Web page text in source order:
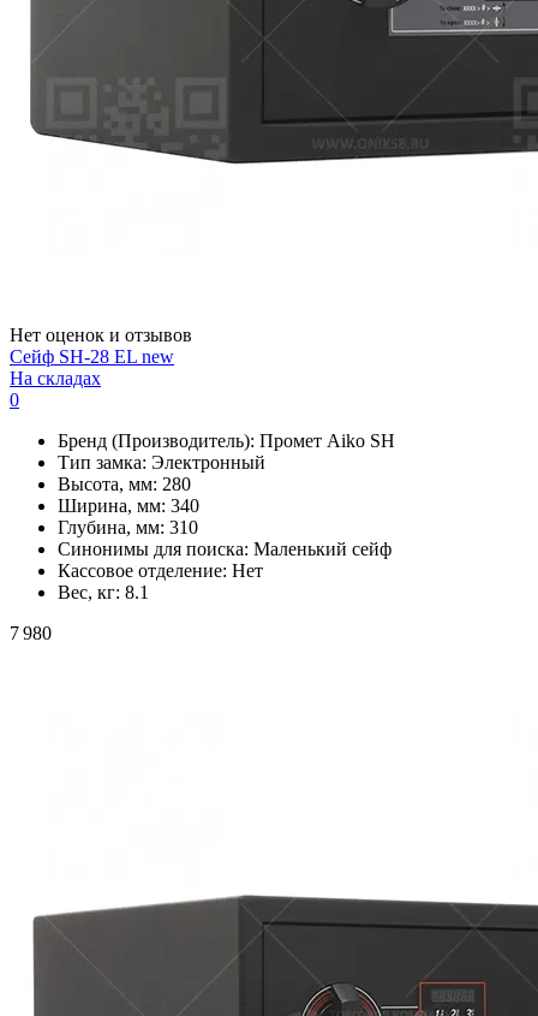
Нет оценок и отзывов
Сейф SH-28 EL new
На складах
0
Бренд (Производитель): Промет Aiko SH
Тип замка: Электронный
Высота, мм: 280
Ширина, мм: 340
Глубина, мм: 310
Синонимы для поиска: Маленький сейф
Кассовое отделение: Нет
Вес, кг: 8.1
7 980